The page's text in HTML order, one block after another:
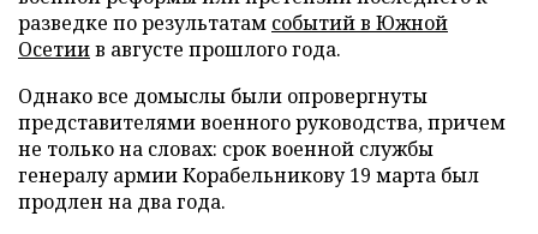
разведке по результатам событий в Южной
Осетиив августе прошлого года.
Однако все домыслы были опровергнуты
представителями военного руководства, причем
не только на словах: срок военной службы
генералу армии Корабельникову 19 марта был
продлен на два года.